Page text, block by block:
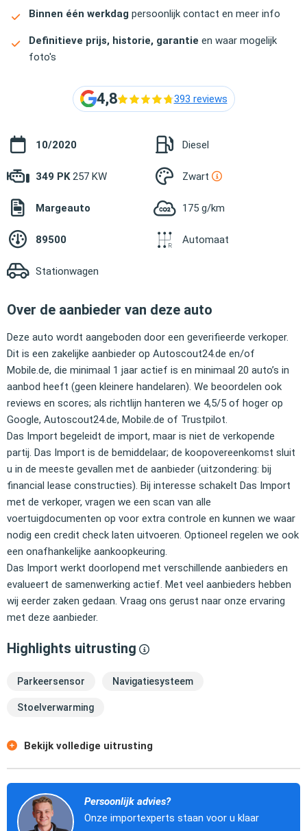
Binnen één werkdag persoonlijk contact en meer info
Definitieve prijs, historie, garantie en waar mogelijk
foto's
4,8 393 reviews
10/2020 Diesel
349 PK257 KW Zwart
Margeauto 175 g/km
89500 Automaat
Stationwagen
Over de aanbieder van deze auto
Deze auto wordt aangeboden door een geverifieerde verkoper.
Dit is een zakelijke aanbieder op Autoscout24.de en/of
Mobile.de, die minimaal 1 jaar actief is en minimaal 20 auto’s in
aanbod heeft (geen kleinere handelaren). We beoordelen ook
reviews en scores; als richtlijn hanteren we 4,5/5 of hoger op
Google, Autoscout24.de, Mobile.de of Trustpilot.
Das Import begeleidt de import, maar is niet de verkopende
partij. Das Import is de bemiddelaar; de koopovereenkomst sluit
u in de meeste gevallen met de aanbieder (uitzondering: bij
financial lease constructies). Bij interesse schakelt Das Import
met de verkoper, vragen we een scan van alle
voertuigdocumenten op voor extra controle en kunnen we waar
nodig een credit check laten uitvoeren. Optioneel regelen we ook
een onafhankelijke aankoopkeuring.
Das Import werkt doorlopend met verschillende aanbieders en
evalueert de samenwerking actief. Met veel aanbieders hebben
wij eerder zaken gedaan. Vraag ons gerust naar onze ervaring
met deze aanbieder.
Highlights uitrusting
Parkeersensor Navigatiesysteem
Stoelverwarming
Bekijk volledige uitrusting
Persoonlijk advies?
Onze importexperts staan voor u klaar